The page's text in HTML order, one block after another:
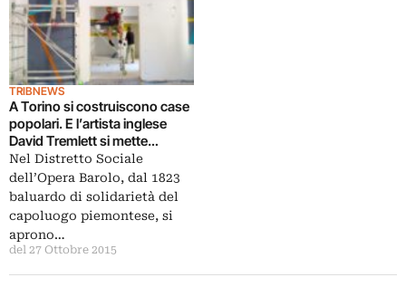
TRIBNEWS
A Torino si costruiscono case
popolari. E l’artista inglese
David Tremlett si mette
all’opera per la nuova
residenza Giulia: accoglienza
e programmi culturali
Nel Distretto Sociale
dell’Opera Barolo, dal 1823
baluardo di solidarietà del
capoluogo piemontese, si
aprono…
del 27 Ottobre 2015